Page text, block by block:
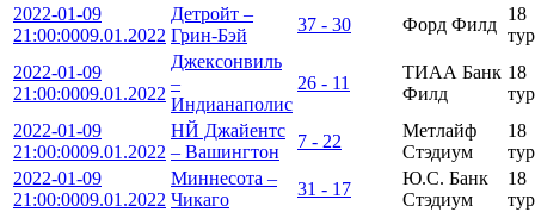
2022-01-09
21:00:0009.01.2022
Детройт –
Грин-Бэй
37 - 30 Форд Филд
18
тур
2022-01-09
21:00:0009.01.2022
Джексонвиль
–
Индианаполис
26 - 11
ТИАА Банк
Филд
18
тур
2022-01-09
21:00:0009.01.2022
НЙ Джайентс
– Вашингтон
7 - 22
Метлайф
Стэдиум
18
тур
2022-01-09
21:00:0009.01.2022
Миннесота –
Чикаго
31 - 17
Ю.С. Банк
Стэдиум
18
тур